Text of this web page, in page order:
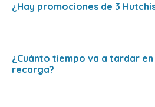
¿Hay promociones de 3
¿Cuánto tiempo va a tardar
recarga?